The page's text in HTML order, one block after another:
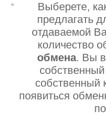
Выберете,
предлагать
отдаваемой
количество
обмена. Вы в
собственный
появиться